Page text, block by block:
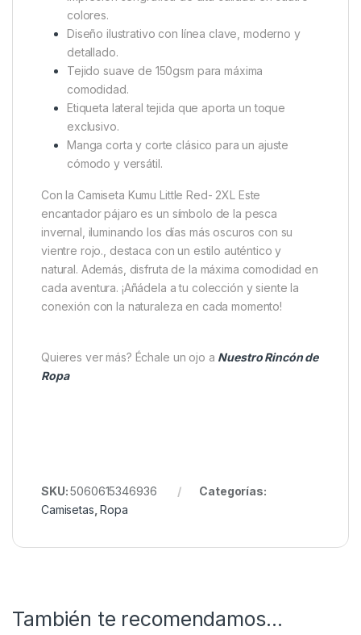
colores.
Diseño ilustrativo con línea clave, moderno y
detallado.
Tejido suave de 150gsm para máxima
comodidad.
Etiqueta lateral tejida que aporta un toque
exclusivo.
Manga corta y corte clásico para un ajuste
cómodo y versátil.
Con la Camiseta Kumu Little Red- 2XL Este
encantador pájaro es un símbolo de la pesca
invernal, iluminando los días más oscuros con su
vientre rojo., destaca con un estilo auténtico y
natural. Además, disfruta de la máxima comodidad en
cada aventura. ¡Añádela a tu colección y siente la
conexión con la naturaleza en cada momento!
Quieres ver más? Échale un ojo a Nuestro Rincón de
Ropa
SKU:5060615346936
Categorías:
Camisetas ,Ropa
También te recomendamos…